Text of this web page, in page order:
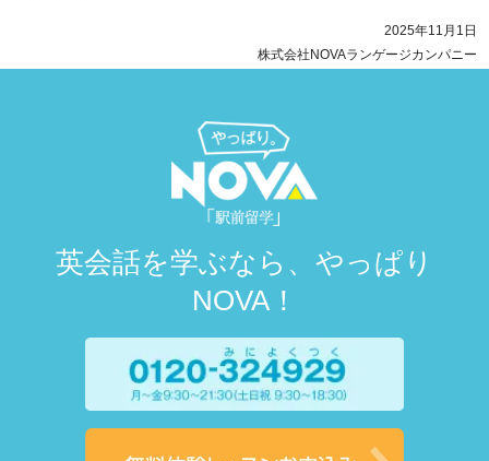
2025年11月1日
株式会社NOVAランゲージカンパニー
英会話を学ぶなら、やっぱり
NOVA！